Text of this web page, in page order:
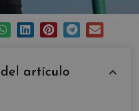
artículo